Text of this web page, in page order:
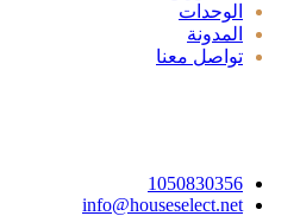
الوحدات
المدونة
تواصل معنا
1050830356
info@houseselect.net